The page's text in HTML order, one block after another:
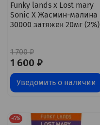
Funky lands x Lost mary
Sonic X Жасмин-малина
30000 затяжек 20мг (2%)
1 700 ₽
1 600 ₽
Уведомить о наличии
-6%